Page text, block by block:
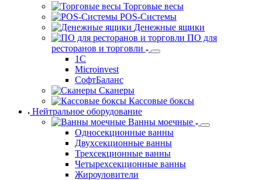
Фискальные регистраторы
Оператор фискальных данных (ОФД)
Лабораторные весы
Напольные весы
Порционные весы
С печатью этикеток весы
Торговые весы
POS-Системы
Денежные ящики
ПО для
ресторанов и торговли
1С
Microinvest
СофтБаланс
Сканеры
Кассовые боксы
Нейтральное оборудование